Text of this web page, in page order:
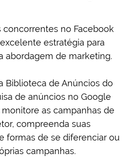
concorrentes no Facebook
estratégia para
abordagem de marketing.
Biblioteca de Anúncios do
de anúncios no Google
as campanhas de
compreenda suas
formas de se diferenciar ou
campanhas.